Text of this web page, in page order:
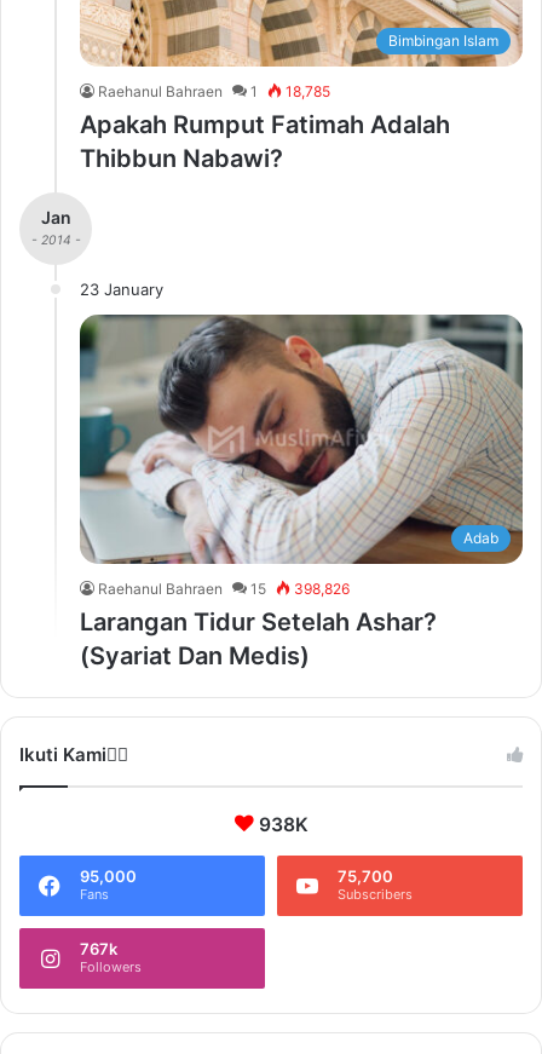
Bimbingan Islam
Raehanul Bahraen 1 18,785
Apakah Rumput Fatimah Adalah
Thibbun Nabawi?
Jan
- 2014 -
23 January
Adab
Raehanul Bahraen 15 398,826
Larangan Tidur Setelah Ashar?
(Syariat Dan Medis)
Ikuti Kami❤️‍🔥
938K
95,000
Fans
75,700
Subscribers
767k
Followers